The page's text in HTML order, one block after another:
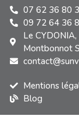
07 62 36 80
09 72 64 36
Le
Montbonnot
Mentions
Blog